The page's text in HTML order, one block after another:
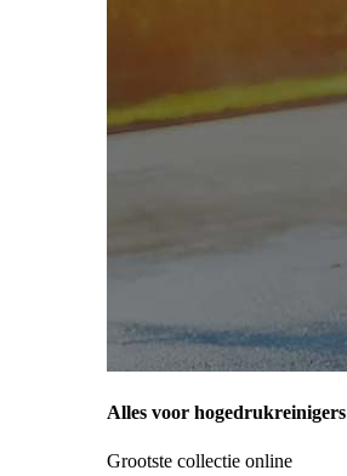
Alles voor hogedrukreinigers
Grootste collectie online